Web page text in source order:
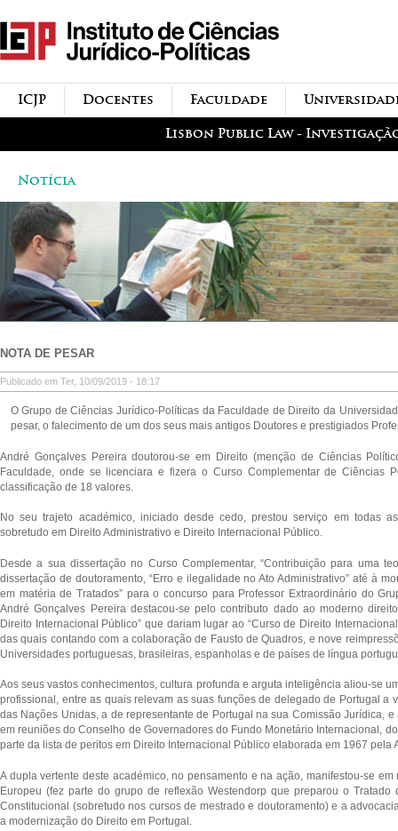
principal
icjp
menu-institucional Faculdade
Docentes
ICJP
Lisbon Public Law -
Notícia
NOTA DE PESAR
Publicado em Ter, 10/09/2019 - 18:17
O Grupo de Ciências Jurídico-Políticas da Faculdade de Direito da
pesar, o falecimento de um dos seus mais antigos Doutores e prestigiados
André Gonçalves Pereira doutorou-se em Direito (menção de Ciências
Faculdade, onde se licenciara e fizera o Curso Complementar de Ciências
classificação de 18 valores.
No seu trajeto académico, iniciado desde cedo, prestou serviço em todas
sobretudo em Direito Administrativo e Direito Internacional Público.
Desde a sua dissertação no Curso Complementar, “Contribuição para uma
dissertação de doutoramento, “Erro e ilegalidade no Ato Administrativo” até à
em matéria de Tratados” para o concurso para Professor Extraordinário do
André Gonçalves Pereira destacou-se pelo contributo dado ao moderno
Direito Internacional Público” que dariam lugar ao “Curso de Direito
das quais contando com a colaboração de Fausto de Quadros, e nove
Universidades portuguesas, brasileiras, espanholas e de países de língua
Aos seus vastos conhecimentos, cultura profunda e arguta inteligência aliou-se
profissional, entre as quais relevam as suas funções de delegado de Portugal a
das Nações Unidas, a de representante de Portugal na sua Comissão Jurídica,
em reuniões do Conselho de Governadores do Fundo Monetário Internacional,
parte da lista de peritos em Direito Internacional Público elaborada em 1967 pela
A dupla vertente deste académico, no pensamento e na ação, manifestou-se
Europeu (fez parte do grupo de reflexão Westendorp que preparou o Tratado
Constitucional (sobretudo nos cursos de mestrado e doutoramento) e a
a modernização do Direito em Portugal.